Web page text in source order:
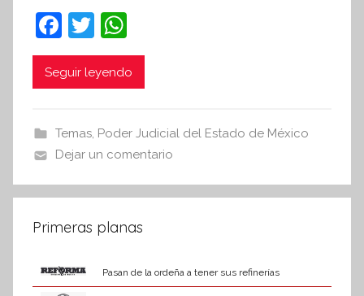
e
s
o
F
a
c
b
o
o
k
T
w
itt
h
at
A
p
p
Seguir leyendo
Temas, Poder Judicial del Estado de México
Dejar un comentario
Primeras planas
Pasan de la ordeña a tener sus refinerías